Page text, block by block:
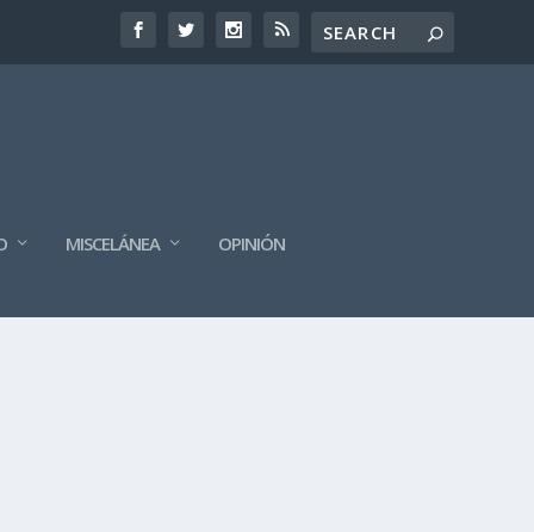
MISCELÁNEA OPINIÓN